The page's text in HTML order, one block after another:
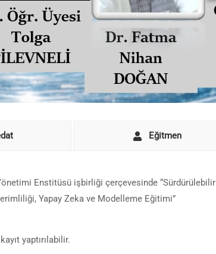
Eğitmen
Enstitüsü işbirliği çerçevesinde “Sürdürülebilir
Yapay Zeka ve Modelleme Eğitimi”
yaptırılabilir.